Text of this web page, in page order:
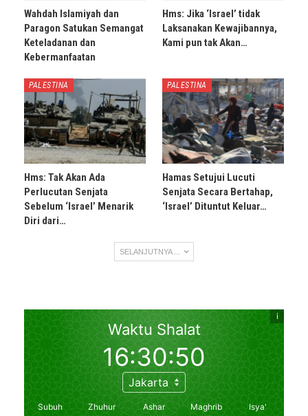
Wahdah Islamiyah dan
Paragon Satukan Semangat
Keteladanan dan
Kebermanfaatan
Hms: Jika ‘Israel’ tidak
Laksanakan Kewajibannya,
Kami pun tak Akan…
PALESTINA
Hms: Tak Akan Ada
Perlucutan Senjata
Sebelum ‘Israel’ Menarik
Diri dari…
PALESTINA
Hamas Setujui Lucuti
Senjata Secara Bertahap,
‘Israel’ Dituntut Keluar…
SELANJUTNYA ...